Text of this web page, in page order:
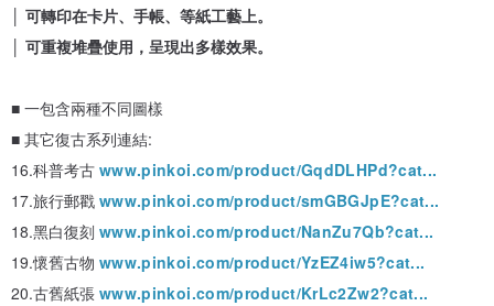
│ 可轉印在卡片、手帳、等紙工藝上。
│ 可重複堆疊使用，呈現出多樣效果。
■ 一包含兩種不同圖樣
■ 其它復古系列連結:
16.科普考古 www.pinkoi.com/product/GqdDLHPd?cat...
17.旅行郵戳 www.pinkoi.com/product/smGBGJpE?cat...
18.黑白復刻 www.pinkoi.com/product/NanZu7Qb?cat...
19.懷舊古物 www.pinkoi.com/product/YzEZ4iw5?cat...
20.古舊紙張 www.pinkoi.com/product/KrLc2Zw2?cat...